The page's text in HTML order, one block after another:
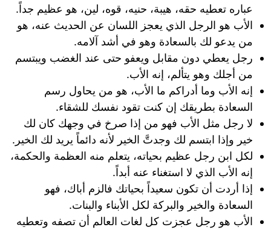
عباره تعطيه حقه، هيبة، حنيه، قوه، لين، هو عظيم جداً.
الأب هو الرجل الذي يعجز اللسان عن الحديث عنه، هو
من يدعو لك بالسعادة وهو في أشد آلامه.
رجل يعطي دون مقابل ويعفو حتى عند الغضب ويبتسم
من أجلك وهو يتألم، إنه الأب.
إنه الأب وما أدراكم ما الأب، هو من يحاول رسم
السعادة بطريقك إن كنت تقود نفسك للشقاء.
لا رجل مثل الأب فهو من إذا صرخ في وجهك كان لك
خير وإذا ابتسم لك وجدتَّ الخير لأنه دائماً يريد لك الخير.
لكل ابن رجل عظيم بحياته، يتعلم منه العظمة والحكمة،
إنه الأب الذي لا استغناء عنه أبداً.
إذا أردت أن تكون سعيداً بحياتك فالزم أباك، فهو
السعادة والخير والبركة لكل الأبناء والبنات.
الأب هو رجل عجزت كل لغات العالم أن تصفه وتعطيه